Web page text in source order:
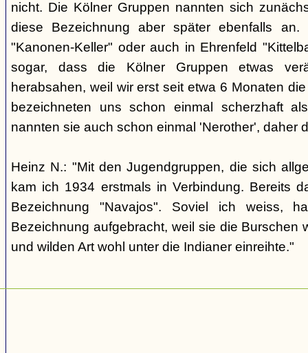
nicht. Die Kölner Gruppen nannten sich
diese Bezeichnung aber später ebenfalls
"Kanonen-Keller" oder auch in Ehrenfeld
sogar, dass die Kölner Gruppen etwas
herabsahen, weil wir erst seit etwa 6 Monaten
bezeichneten uns schon einmal scherzhaft
nannten sie auch schon einmal 'Nerother', daher
Heinz N.: "Mit den Jugendgruppen, die sich
kam ich 1934 erstmals in Verbindung. Bereits
Bezeichnung "Navajos". Soviel ich weiss,
Bezeichnung aufgebracht, weil sie die Burschen
und wilden Art wohl unter die Indianer einreihte."